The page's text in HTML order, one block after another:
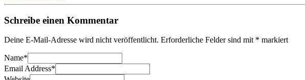
Schreibe einen Kommentar
Deine E-Mail-Adresse wird nicht veröffentlicht. Erforderliche Felder sind mit * markiert
Name*
Email Address*